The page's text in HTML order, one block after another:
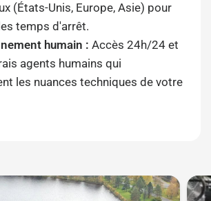
(États-Unis, Europe, Asie) pour
temps d'arrêt.
humain : Accès 24h/24 et
agents humains qui
les nuances techniques de votre